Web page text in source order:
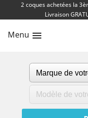
2 coques achetées la
Livraison
Menu 